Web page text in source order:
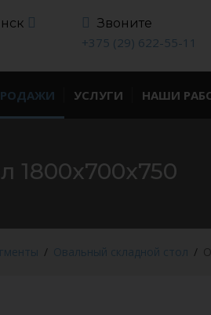
Звоните
+375 (29) 622-55-11
УСЛУГИ НАШИ
1800x700x750
Овальный складной стол